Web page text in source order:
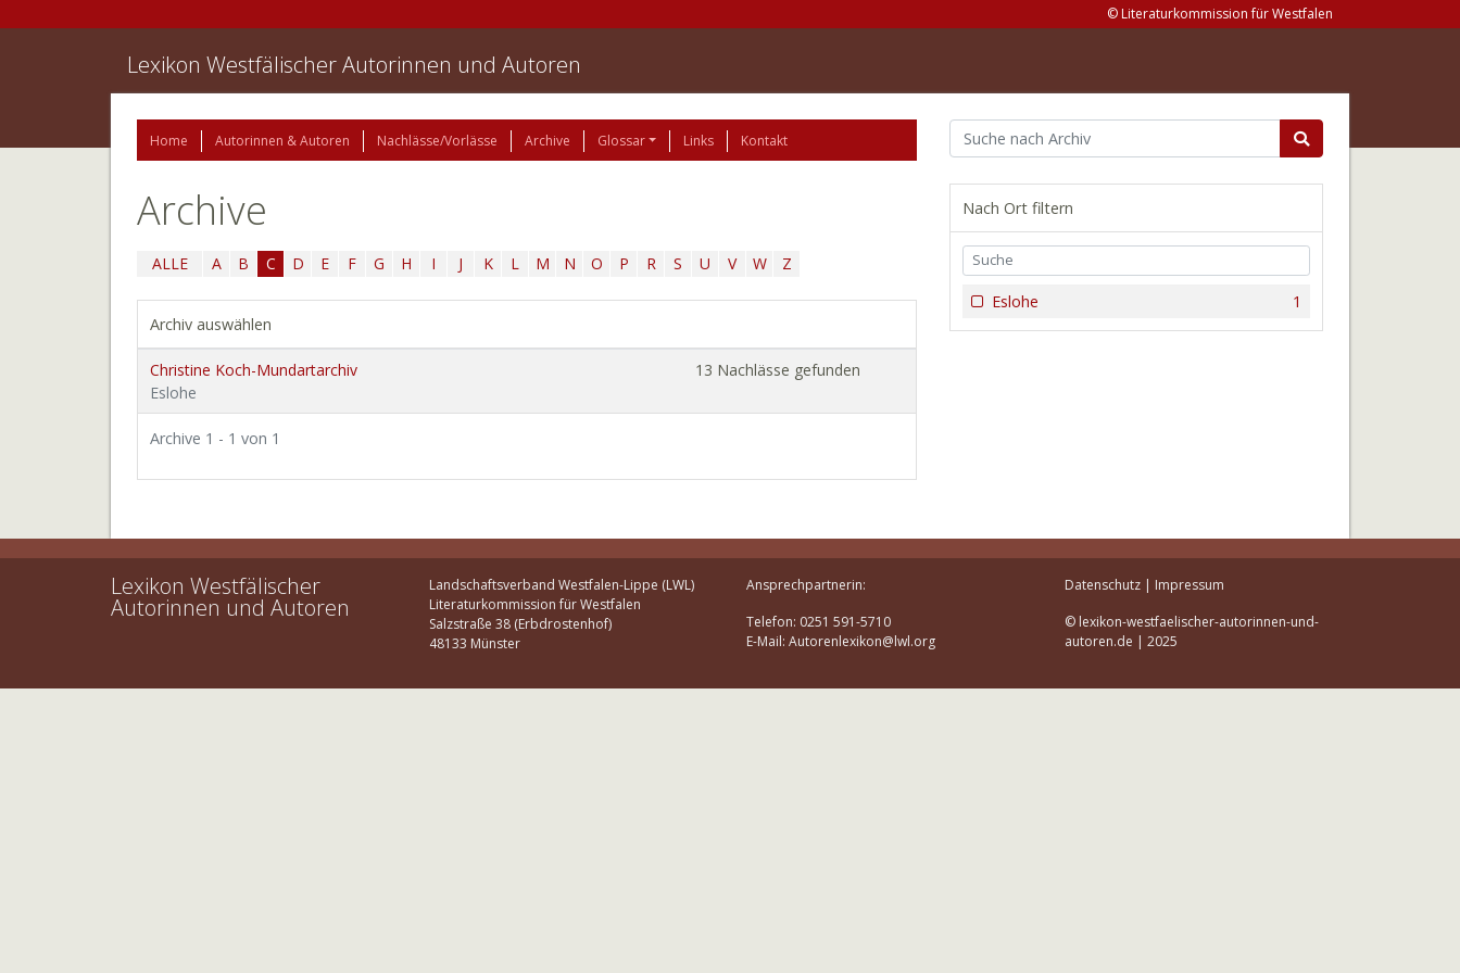
© Literaturkommission für Westfalen
Lexikon Westfälischer Autorinnen und Autoren
Home Autorinnen & Autoren Nachlässe/Vorlässe Archive Glossar Links Kontakt
Archive
ALLE A B C D E F G H I J K L M N O P R S U V W Z
Archiv auswählen
Christine Koch-Mundartarchiv
Eslohe
13 Nachlässe gefunden
Archive 1 - 1 von 1
Nach Ort filtern
1
Eslohe
Lexikon Westfälischer
Autorinnen und Autoren
Landschaftsverband Westfalen-Lippe (LWL)
Literaturkommission für Westfalen
Salzstraße 38 (Erbdrostenhof)
48133 Münster
Ansprechpartnerin:
Telefon: 0251 591-5710
E-Mail: Autorenlexikon@lwl.org
Datenschutz| Impressum
© lexikon-westfaelischer-autorinnen-und-
autoren.de | 2025